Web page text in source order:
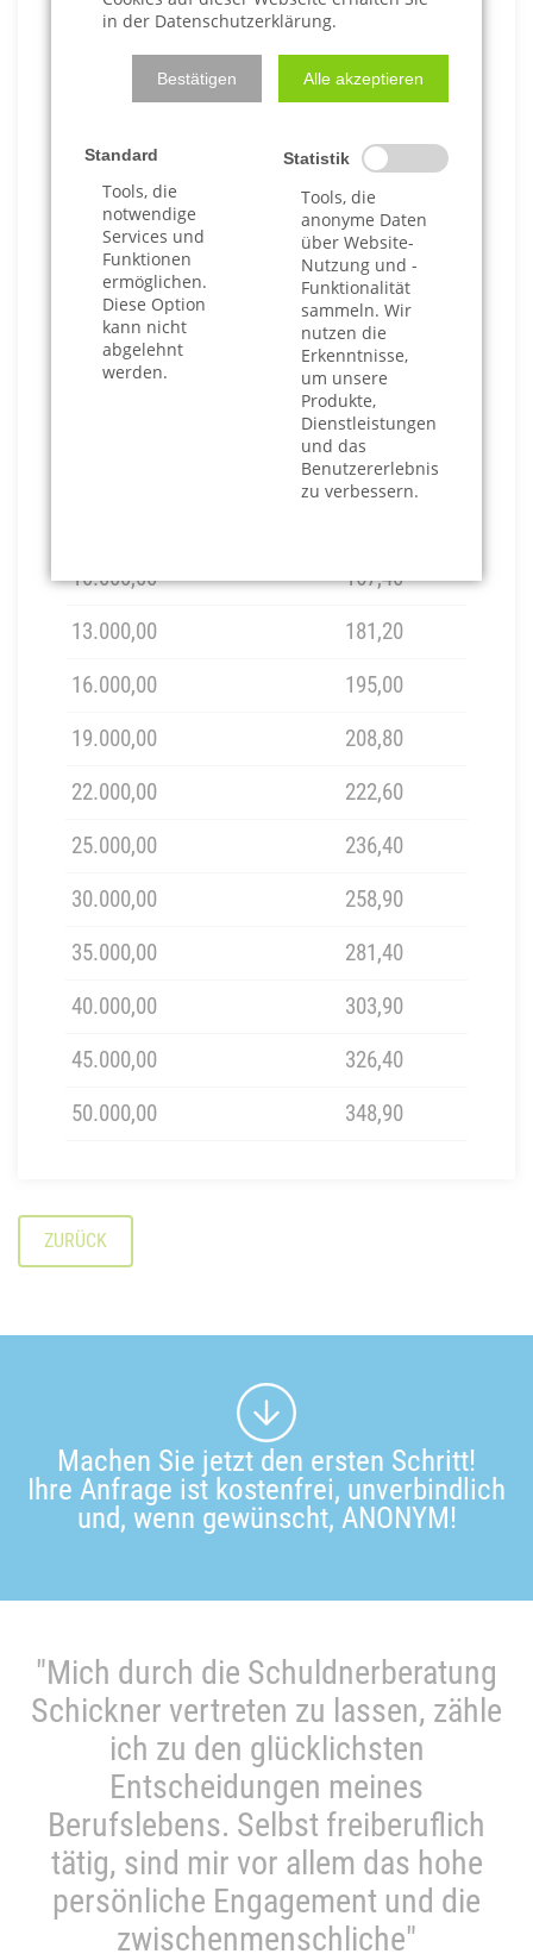
1.500,00
34,50
2.000,00
45,00
3.000,00
60,30
4.000,00
75,60
5.000,00
90,90
6.000,00
106,20
121,50
136,80
10.000,00
167,40
13.000,00
181,20
16.000,00
195,00
19.000,00
208,80
22.000,00
222,60
25.000,00
236,40
30.000,00
258,90
35.000,00
281,40
40.000,00
303,90
45.000,00
326,40
50.000,00
348,90
ZURÜCK
Machen Sie jetzt den ersten Schritt!
Ihre Anfrage ist kostenfrei, unverbindlich
und, wenn gewünscht, ANONYM!
"Mich durch die Schuldnerberatung
Schickner vertreten zu lassen, zähle
ich zu den glücklichsten
Entscheidungen meines
Berufslebens. Selbst freiberuflich
tätig, sind mir vor allem das hohe
persönliche Engagement und die
zwischenmenschliche"
in der Datenschutzerklärung.
Bestätigen Alle akzeptieren
Standard
Tools, die
notwendige
Services und
Funktionen
ermöglichen.
Diese Option
kann nicht
abgelehnt
werden.
Statistik
Tools, die
anonyme Daten
über Website-
Nutzung und -
Funktionalität
sammeln. Wir
nutzen die
Erkenntnisse,
um unsere
Produkte,
Dienstleistungen
und das
Benutzererlebnis
zu verbessern.